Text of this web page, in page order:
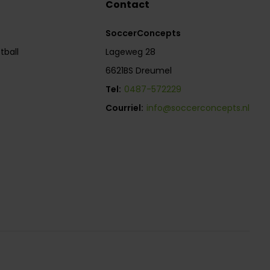
Contact
SoccerConcepts
Lageweg 28
6621BS Dreumel
Tel: 0487-572229
Courriel: info@soccerconcepts.nl